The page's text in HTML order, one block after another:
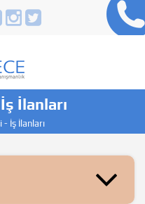
İlanları
- İş İlanları